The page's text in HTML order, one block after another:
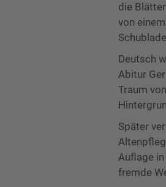
die
von
Deutsch
Abitur
Traum
Später
Auflage
fremde